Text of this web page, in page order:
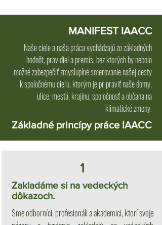
MANIFEST IAACC
Naše ciele a naša práca vychádzajú zo základných
hodnôt, pravidiel a premís, bez ktorých by nebolo
možné zabezpečiť zmysluplné smerovanie našej cesty
k spoločnému cieľu, ktorým je pripraviť naše domy,
ulice, mestá, krajinu, spoločnosť a občana na
klimatické zmeny.
Základné princípy práce IAACC
1
Zakladáme si na vedeckých
dôkazoch.
Sme odborníci, profesionáli a akademici, ktorí svoje